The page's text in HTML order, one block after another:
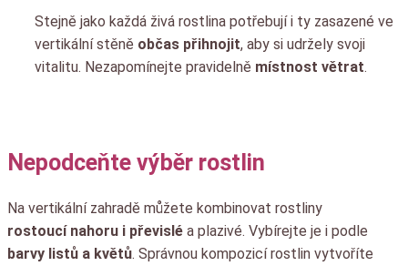
Stejně jako každá živá rostlina potřebují i ty zasazené ve
vertikální stěně občas přihnojit, aby si udržely svoji
vitalitu. Nezapomínejte pravidelně místnost větrat.
Nepodceňte výběr rostlin
Na vertikální zahradě můžete kombinovat rostliny
rostoucí nahoru i převislé a plazivé. Vybírejte je i podle
barvy listů a květů. Správnou kompozicí rostlin vytvoříte